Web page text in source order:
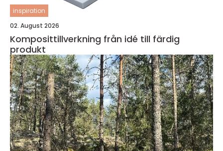
inspiration
02. August 2026
Komposittillverkning från idé till färdig
produkt